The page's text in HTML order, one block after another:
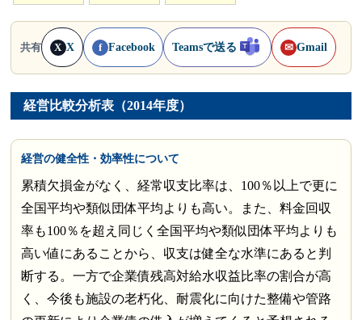
共有 X X f Facebook Teamsで送る ✉ Gmail
経営比較分析表（2014年度）
経営の健全性・効率性について
累積欠損金がなく、経常収支比率は、100％以上で更に
全国平均や類似団体平均よりも高い。また、料金回収
率も100％を超え同じく全国平均や類似団体平均よりも
高い値にあることから、収支は健全な水準にあると判
断する。一方で企業債残高対給水収益比率の割合が高
く、今後も施設の老朽化、耐震化に向けた整備や管路